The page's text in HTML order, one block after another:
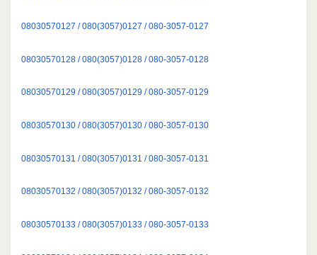
08030570127 / 080(3057)0127 / 080-3057-0127
08030570128 / 080(3057)0128 / 080-3057-0128
08030570129 / 080(3057)0129 / 080-3057-0129
08030570130 / 080(3057)0130 / 080-3057-0130
08030570131 / 080(3057)0131 / 080-3057-0131
08030570132 / 080(3057)0132 / 080-3057-0132
08030570133 / 080(3057)0133 / 080-3057-0133